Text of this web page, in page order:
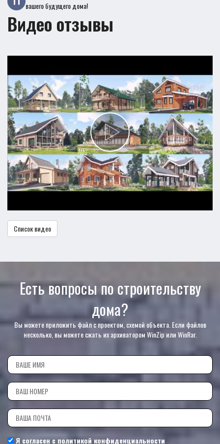
вашего будущего дома!
Видео отзывы
Список видео
Есть вопросы по строительству
дома?
Вы можете приложить файл с проектом, схемой объекта. Если файлов
несколько, вы можете сжать их архиватором WinZip или WinRar.
Я согласен с политикой конфиденциальности